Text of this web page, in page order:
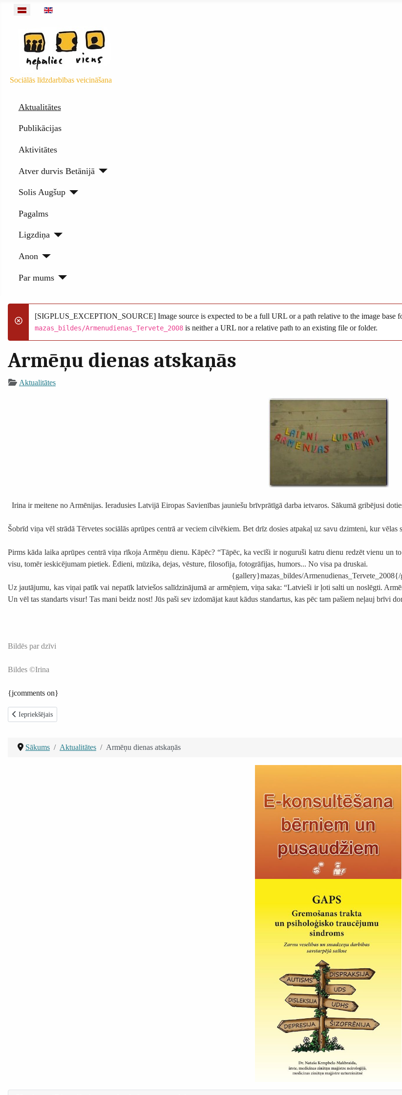
Izvēlieties valodu
Sociālās līdzdarbības veicināšana
Aktualitātes
Publikācijas
Aktivitātes
Atver durvis Betānijā
Solis Augšup
Pagalms
Ligzdiņa
Anon
Par mums
danger
[SIGPLUS_EXCEPTION_SOURCE] Image source is expected to be a full URL or a path relative to the image base
mazas_bildes/Armenudienas_Tervete_2008 is neither a URL nor a relative path to an existing file or folder.
Armēņu dienas atskaņās
Aktualitātes
Irina ir meitene no Armēnijas. Ieradusies Latvijā Eiropas Savienības jauniešu brīvprātīgā darba ietvaros. Sākumā gribējusi
Šobrīd viņa vēl strādā Tērvetes sociālās aprūpes centrā ar veciem cilvēkiem. Bet drīz dosies atpakaļ uz savu dzimteni, kur vēlas
Pirms kāda laika aprūpes centrā viņa rīkoja Armēņu dienu. Kāpēc? “Tāpēc, ka vecīši ir noguruši katru dienu redzēt vienu un
visu, tomēr ieskicējumam pietiek. Ēdieni, mūzika, dejas, vēsture, filosofija, fotogrāfijas, humors... No visa pa druskai.
{gallery}mazas_bildes/
Uz jautājumu, kas viņai patīk vai nepatīk latviešos salīdzinājumā ar armēņiem, viņa saka: “Latvieši ir ļoti salti un noslēgti.
Un vēl tas standarts visur! Tas mani beidz nost! Jūs paši sev izdomājat kaut kādus standartus, kas pēc tam pašiem neļauj brīvi
Bildēs par dzīvi
Bildes ©Irina
{jcomments on}
Iepriekšējais raksts: 22.jūlijā- Madlienas diena
Iepriekšējais
Sākums Aktualitātes Armēņu dienas atskaņās